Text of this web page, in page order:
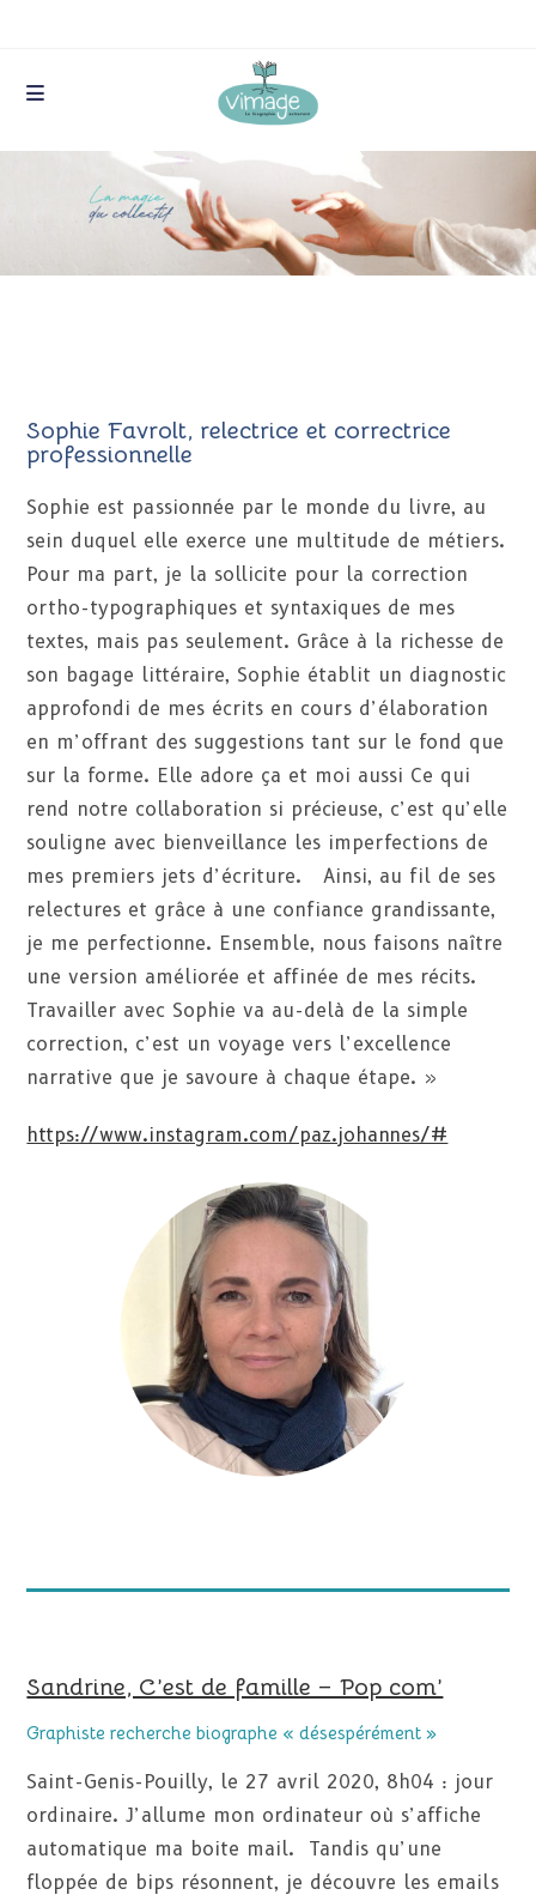
Sophie Favrolt, relectrice et correctrice
professionnelle
Sophie est passionnée par le monde du livre, au
sein duquel elle exerce une multitude de métiers.
Pour ma part, je la sollicite pour la correction
ortho-typographiques et syntaxiques de mes
textes, mais pas seulement. Grâce à la richesse de
son bagage littéraire, Sophie établit un diagnostic
approfondi de mes écrits en cours d’élaboration
en m’offrant des suggestions tant sur le fond que
sur la forme. Elle adore ça et moi aussi Ce qui
rend notre collaboration si précieuse, c’est qu’elle
souligne avec bienveillance les imperfections de
mes premiers jets d’écriture. Ainsi, au fil de ses
relectures et grâce à une confiance grandissante,
je me perfectionne. Ensemble, nous faisons naître
une version améliorée et affinée de mes récits.
Travailler avec Sophie va au-delà de la simple
correction, c’est un voyage vers l’excellence
narrative que je savoure à chaque étape. »
https://www.instagram.com/paz.johannes/#
Sandrine, C’est de famille – Pop com’
Graphiste recherche biographe « désespérément »
Saint-Genis-Pouilly, le 27 avril 2020, 8h04 : jour
ordinaire. J’allume mon ordinateur où s’affiche
automatique ma boite mail. Tandis qu’une
floppée de bips résonnent, je découvre les emails